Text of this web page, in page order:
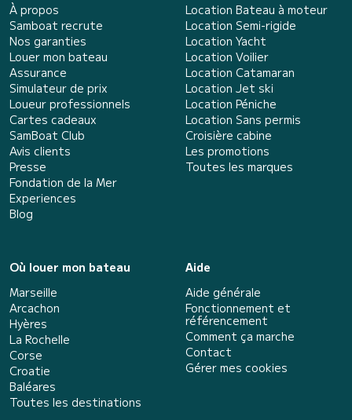
À propos
Samboat recrute
Nos garanties
Louer mon bateau
Assurance
Simulateur de prix
Loueur professionnels
Cartes cadeaux
SamBoat Club
Avis clients
Presse
Fondation de la Mer
Experiences
Blog
Location Bateau à moteur
Location Semi-rigide
Location Yacht
Location Voilier
Location Catamaran
Location Jet ski
Location Péniche
Location Sans permis
Croisière cabine
Les promotions
Toutes les marques
Où louer mon bateau
Marseille
Arcachon
Hyères
La Rochelle
Corse
Croatie
Baléares
Toutes les destinations
Aide
Aide générale
Fonctionnement et
référencement
Comment ça marche
Contact
Gérer mes cookies